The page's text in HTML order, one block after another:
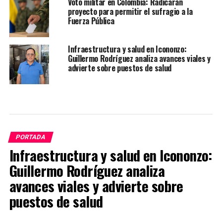
proyecto para permitir el sufragio a la
Fuerza Pública
Infraestructura y salud en Icononzo:
Guillermo Rodríguez analiza avances viales y
advierte sobre puestos de salud
PORTADA
Infraestructura y salud en Icononzo:
Guillermo Rodríguez analiza
avances viales y advierte sobre
puestos de salud